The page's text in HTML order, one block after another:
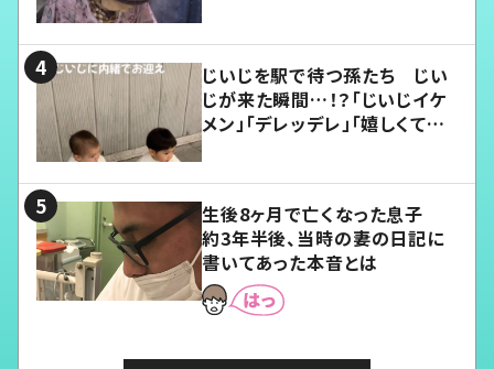
じいじを駅で待つ孫たち じい
じが来た瞬間…！？「じいじイケ
メン」「デレッデレ」「嬉しくて可
生後8ヶ月で亡くなった息子
約3年半後、当時の妻の日記に
書いてあった本音とは